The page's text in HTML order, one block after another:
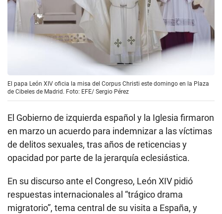
El papa León XIV oficia la misa del Corpus Christi este domingo en la Plaza
de Cibeles de Madrid. Foto: EFE/ Sergio Pérez
El Gobierno de izquierda español y la Iglesia firmaron
en marzo un acuerdo para indemnizar a las víctimas
de delitos sexuales, tras años de reticencias y
opacidad por parte de la jerarquía eclesiástica.
En su discurso ante el Congreso, León XIV pidió
respuestas internacionales al “trágico drama
migratorio”, tema central de su visita a España, y